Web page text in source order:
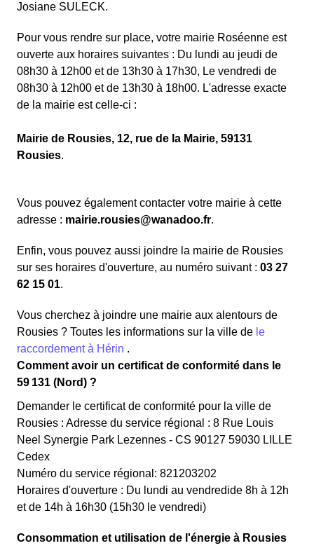
Josiane SULECK.
Pour vous rendre sur place, votre mairie Roséenne est
ouverte aux horaires suivantes : Du lundi au jeudi de
08h30 à 12h00 et de 13h30 à 17h30, Le vendredi de
08h30 à 12h00 et de 13h30 à 18h00. L'adresse exacte
de la mairie est celle-ci :
Mairie de Rousies, 12, rue de la Mairie, 59131
Rousies.
Vous pouvez également contacter votre mairie à cette
adresse : mairie.rousies@wanadoo.fr.
Enfin, vous pouvez aussi joindre la mairie de Rousies
sur ses horaires d'ouverture, au numéro suivant : 03 27
62 15 01.
Vous cherchez à joindre une mairie aux alentours de
Rousies ? Toutes les informations sur la ville de le
raccordement à Hérin .
Comment avoir un certificat de conformité dans le
59 131 (Nord) ?
Demander le certificat de conformité pour la ville de
Rousies : Adresse du service régional : 8 Rue Louis
Neel Synergie Park Lezennes - CS 90127 59030 LILLE
Cedex
Numéro du service régional: 821203202
Horaires d'ouverture : Du lundi au vendredide 8h à 12h
et de 14h à 16h30 (15h30 le vendredi)
Consommation et utilisation de l'énergie à Rousies